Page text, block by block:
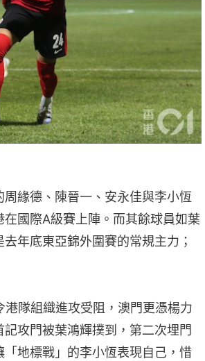
緣德、陳晉一、安永佳與李小恆
國際A級賽上陣。而其餘球員如葉
年底東亞錦外圍賽的常規主力；
隊組織進攻受阻，澳門更憑楊力
攻門被葉鴻輝撲到，第二次埋門
地標戰」的李小恆表現自己，惜